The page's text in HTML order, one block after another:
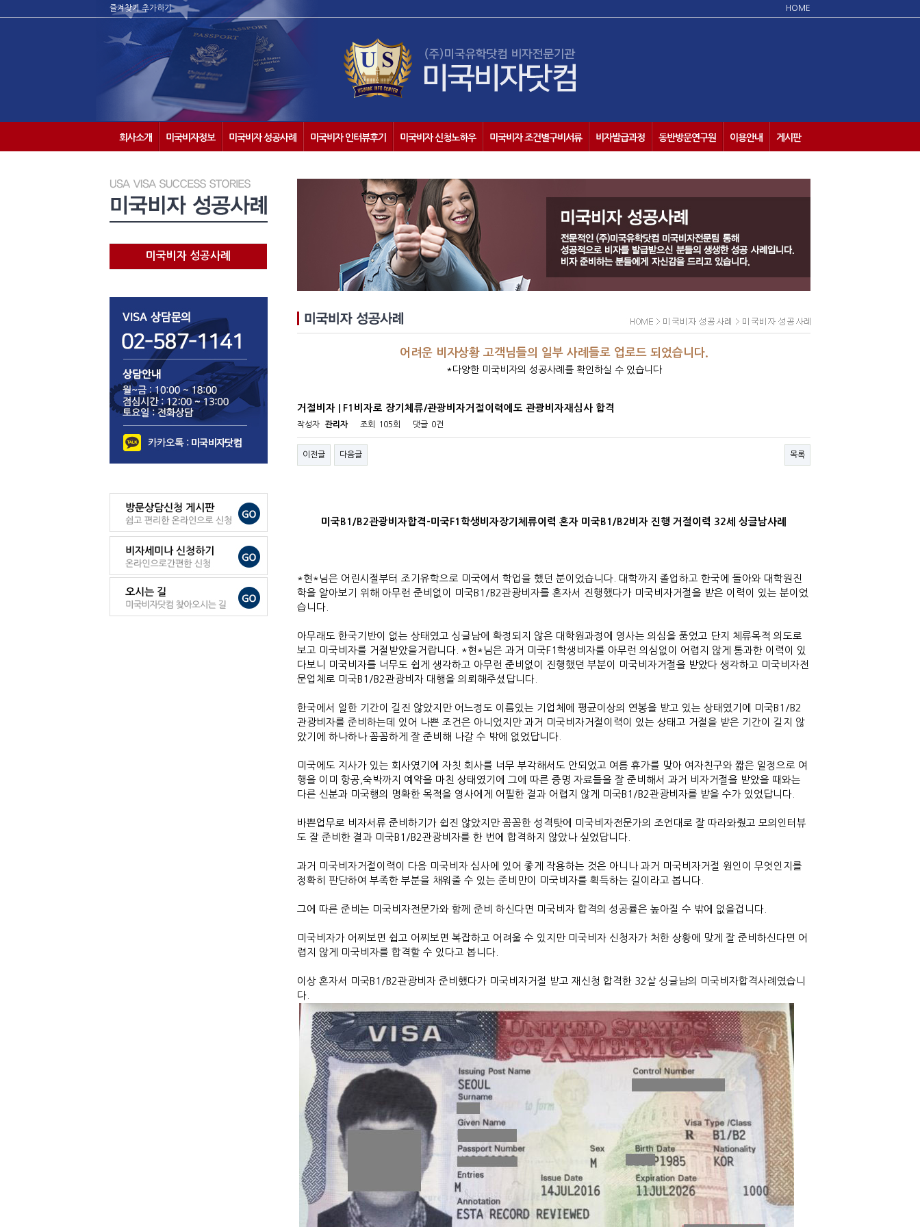
즐겨찾기 추가하기 HOME
회사소개 미국비자정보 미국비자 성공사례 미국비자 인터뷰후기 미국비자 신청노하우 미국비자 조건별구비서류 비자발급과정 동반방문연구원 이용안내 게시판
미국비자 성공사례
어려운 비자상황 고객님들의 일부 사례들로 업로드 되었습니다.
*다양한 미국비자의 성공사례를 확인하실 수 있습니다
거절비자 | F1비자로 장기체류/관광비자거절이력에도 관광비자재심사 합격
작성자 관리자 조회 105회 댓글 0건
이전글 다음글 목록
미국B1/B2관광비자합격-미국F1학생비자장기체류이력 혼자 미국B1/B2비자 진행 거절이력 32세 싱글남사례
*현*님은 어린시절부터 조기유학으로 미국에서 학업을 했던 분이었습니다. 대학까지 졸업하고 한국에 돌아와 대학원진
학을 알아보기 위해 아무런 준비없이 미국B1/B2관광비자를 혼자서 진행했다가 미국비자거절을 받은 이력이 있는 분이었
습니다.
아무래도 한국기반이 없는 상태였고 싱글남에 확정되지 않은 대학원과정에 영사는 의심을 품었고 단지 체류목적 의도로
보고 미국비자를 거절받았을거랍니다. *현*님은 과거 미국F1학생비자를 아무런 의심없이 어렵지 않게 통과한 이력이 있
다보니 미국비자를 너무도 쉽게 생각하고 아무런 준비없이 진행했던 부분이 미국비자거절을 받았다 생각하고 미국비자전
문업체로 미국B1/B2관광비자 대행을 의뢰해주셨답니다.
한국에서 일한 기간이 길진 않았지만 어느정도 이름있는 기업체에 평균이상의 연봉을 받고 있는 상태였기에 미국B1/B2
관광비자를 준비하는데 있어 나쁜 조건은 아니었지만 과거 미국비자거절이력이 있는 상태고 거절을 받은 기간이 길지 않
았기에 하나하나 꼼꼼하게 잘 준비해 나갈 수 밖에 없었답니다.
미국에도 지사가 있는 회사였기에 자칫 회사를 너무 부각해서도 안되었고 여름 휴가를 맞아 여자친구와 짧은 일정으로 여
행을 이미 항공,숙박까지 예약을 마친 상태였기에 그에 따른 증명 자료들을 잘 준비해서 과거 비자거절을 받았을 때와는
다른 신분과 미국행의 명확한 목적을 영사에게 어필한 결과 어렵지 않게 미국B1/B2관광비자를 받을 수가 있었답니다.
바쁜업무로 비자서류 준비하기가 쉽진 않았지만 꼼꼼한 성격탓에 미국비자전문가의 조언대로 잘 따라와줬고 모의인터뷰
도 잘 준비한 결과 미국B1/B2관광비자를 한 번에 합격하지 않았나 싶었답니다.
과거 미국비자거절이력이 다음 미국비자 심사에 있어 좋게 작용하는 것은 아니나 과거 미국비자거절 원인이 무엇인지를
정확히 판단하여 부족한 부분을 채워줄 수 있는 준비만이 미국비자를 획득하는 길이라고 봅니다.
그에 따른 준비는 미국비자전문가와 함께 준비 하신다면 미국비자 합격의 성공률은 높아질 수 밖에 없을겁니다.
미국비자가 어찌보면 쉽고 어찌보면 복잡하고 어려울 수 있지만 미국비자 신청자가 처한 상황에 맞게 잘 준비하신다면 어
렵지 않게 미국비자를 합격할 수 있다고 봅니다.
이상 혼자서 미국B1/B2관광비자 준비했다가 미국비자거절 받고 재신청 합격한 32살 싱글남의 미국비자합격사례였습니
다.